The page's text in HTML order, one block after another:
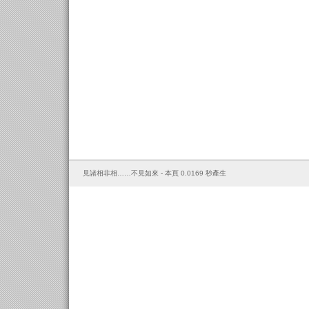
見諸相非相……不見如來 - 本頁 0.0169 秒產生